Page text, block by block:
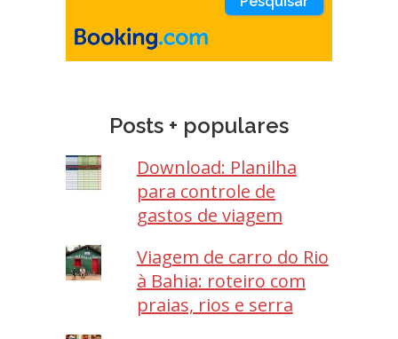
Posts + populares
Download: Planilha
para controle de
gastos de viagem
Viagem de carro do Rio
à Bahia: roteiro com
praias, rios e serra